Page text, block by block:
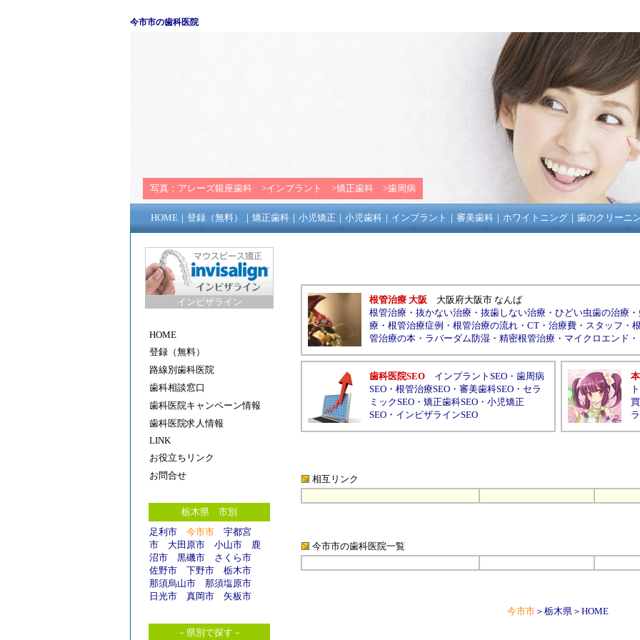
今市市の歯科医院
写真： アレーズ銀座歯科 >インプラント >矯正歯科 >歯周病
HOME｜ 登録（無料） ｜ 矯正歯科｜ 小児矯正 ｜ 小児歯科｜ インプラント ｜ 審美歯科｜ ホワイトニング｜ 歯のクリーニ
インビザライン
HOME
登録（無料）
路線別歯科医院
歯科相談窓口
歯科医院キャンペーン情報
歯科医院求人情報
LINK
お役立ちリンク
お問合せ
栃木県 市別
足利市
今市市
宇都宮
市
大田原市 小山市
鹿
沼市
黒磯市
さくら市
佐野市
下野市
栃木市
那須烏山市
那須塩原市
日光市
真岡市 矢板市
－県別で探す－
根管治療 大阪
大阪府大阪市 なんば
根管治療・ 抜かない治療・ 抜歯しない治療・ ひどい虫歯の治療・
療・ 根管治療症例 ・ 根管治療の流れ・ CT・ 治療費・ スタッフ ・
管治療の本・ ラバーダム防湿・ 精密根管治療・ マイクロエンド ・
歯科医院SEO インプラントSEO・ 歯周病
SEO・ 根管治療SEO・ 審美歯科SEO・ セラ
ミックSEO・ 矯正歯科SEO・ 小児矯正
SEO・ インビザラインSEO
相互リンク
今市市の歯科医院一覧
今市市 ＞ 栃木県 ＞ HOME